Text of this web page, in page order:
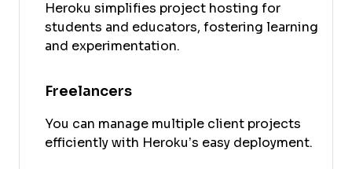
Heroku simplifies project hosting for
students and educators, fostering learning
and experimentation.
Freelancers
You can manage multiple client projects
efficiently with Heroku’s easy deployment.